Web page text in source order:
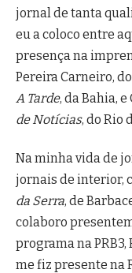
jornal de tanta
eu a coloco entre
presença na
Pereira Carneiro, do
A Tarde, da Bahia,
de Notícias, do Rio
Na minha vida de
jornais de interior,
da Serra, de
colaboro
programa na PRB3,
me fiz presente na